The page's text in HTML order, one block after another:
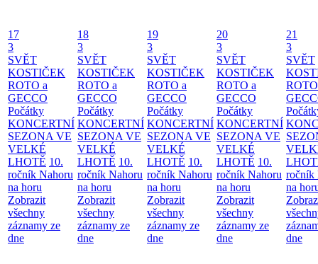
17
3
SVĚT
KOSTIČEK
ROTO a
GECCO
Počátky
KONCERTNÍ
SEZONA VE
VELKÉ
LHOTĚ 10.
ročník Nahoru
na horu
Zobrazit
všechny
záznamy ze
dne
18
3
SVĚT
KOSTIČEK
ROTO a
GECCO
Počátky
KONCERTNÍ
SEZONA VE
VELKÉ
LHOTĚ 10.
ročník Nahoru
na horu
Zobrazit
všechny
záznamy ze
dne
19
3
SVĚT
KOSTIČEK
ROTO a
GECCO
Počátky
KONCERTNÍ
SEZONA VE
VELKÉ
LHOTĚ 10.
ročník Nahoru
na horu
Zobrazit
všechny
záznamy ze
dne
20
3
SVĚT
KOSTIČEK
ROTO a
GECCO
Počátky
KONCERTNÍ
SEZONA VE
VELKÉ
LHOTĚ 10.
ročník Nahoru
na horu
Zobrazit
všechny
záznamy ze
dne
21
3
SVĚT
ročník
na
dne